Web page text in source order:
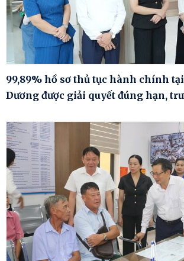
99,89% hồ sơ thủ tục hành chính
Dương được giải quyết đúng hạn,